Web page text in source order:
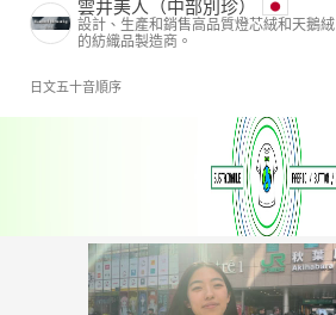
雲井美人（中部別珍）
設計、生產和銷售高品質燈芯絨和天鵝絨
的紡織品製造商。
日文五十音順序